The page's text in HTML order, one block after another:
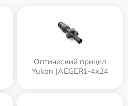
Оптический прицел
Yukon JAEGER1-4x24